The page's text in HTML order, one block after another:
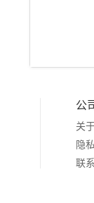
公
关
隐
联